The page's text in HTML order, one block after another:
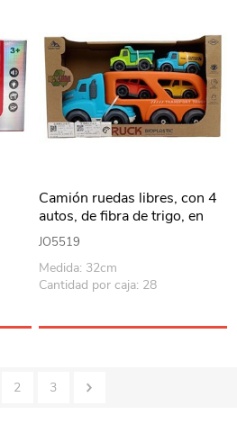
Camión ruedas libres, con 4
autos, de fibra de trigo, en
caja
JO5519
Medida: 32cm
Cantidad por caja: 28
2 3